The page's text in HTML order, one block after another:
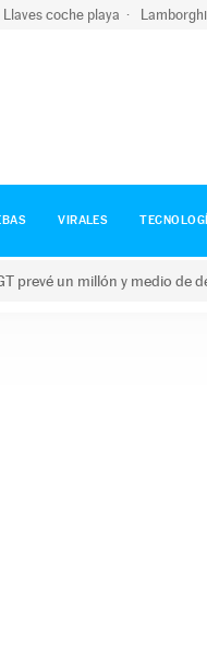
Llaves coche playa
VIRALES
prevé un millón y medio